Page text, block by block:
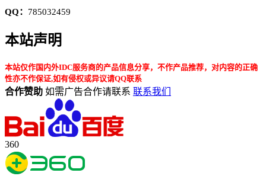
QQ： 785032459
本站声明
本站仅作国内外IDC服务商的产品信息分享，不作产品推荐，对内容的正确
性亦不作保证,如有侵权或异议请QQ联系
合作赞助 如需广告合作请联系 联系我们
360